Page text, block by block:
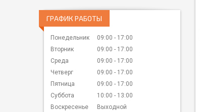
ГРАФИК РАБОТЫ
Понедельник 09:00
17:00
Вторник
09:00
17:00
Среда
09:00
17:00
Четверг
09:00
17:00
Пятница
09:00
17:00
Суббота
10:00
13:00
Воскресенье
Выходной